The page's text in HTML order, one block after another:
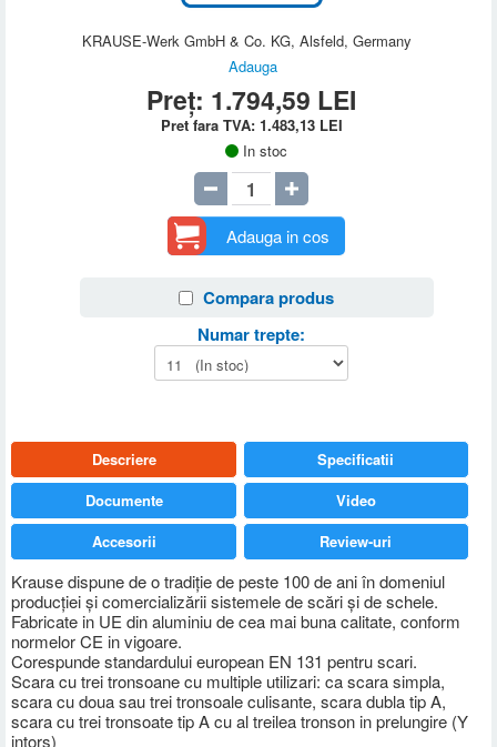
KRAUSE-Werk GmbH & Co. KG, Alsfeld, Germany
Adauga
Preț: 1.794,59 LEI
Pret fara TVA: 1.483,13 LEI
In stoc
Adauga in cos
Compara produs
Numar trepte:
Descriere
Krause dispune de o tradiţie de peste 100 de ani în domeniul
producţiei şi comercializării sistemele de scări şi de schele.
Fabricate in UE din aluminiu de cea mai buna calitate, conform
normelor CE in vigoare.
Corespunde standardului european EN 131 pentru scari.
Scara cu trei tronsoane cu multiple utilizari: ca scara simpla,
scara cu doua sau trei tronsoale culisante, scara dubla tip A,
scara cu trei tronsoate tip A cu al treilea tronson in prelungire (Y
intors)
Specificatii
Documente
Video
Accesorii
Review-uri